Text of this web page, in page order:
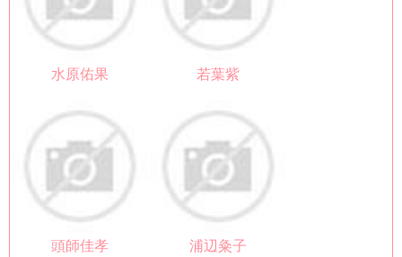
水原佑果 若葉紫
頭師佳孝 浦辺粂子